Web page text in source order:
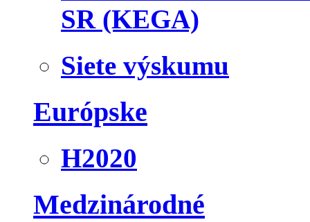
SR (KEGA)
Siete výskumu
Európske
H2020
Medzinárodné